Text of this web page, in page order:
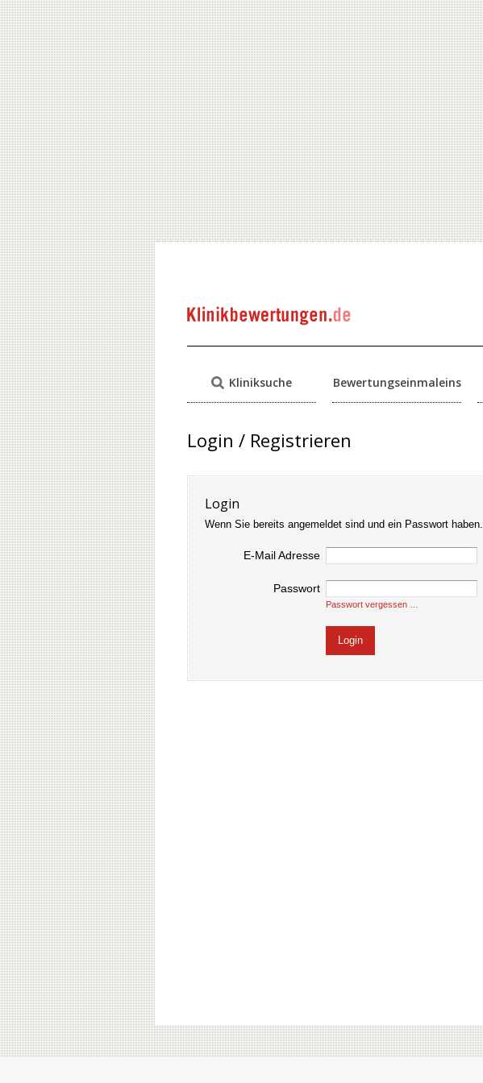
Kliniksuche Bewertungseinmaleins
Login / Registrieren
Login
Wenn Sie bereits angemeldet sind und ein Passwort haben.
E-Mail Adresse
Passwort
Passwort vergessen …